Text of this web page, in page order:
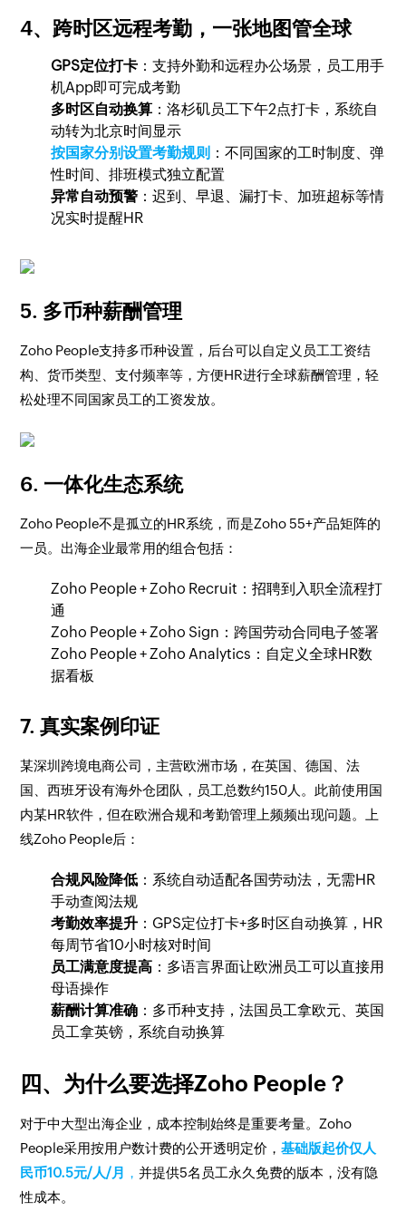
4、跨时区远程考勤，一张地图管全球
GPS定位打卡 ：支持外勤和远程办公场景，员工用手
机App即可完成考勤
多时区自动换算 ：洛杉矶员工下午2点打卡，系统自
动转为北京时间显示
按国家分别设置考勤规则 ：不同国家的工时制度、弹
性时间、排班模式独立配置
异常自动预警 ：迟到、早退、漏打卡、加班超标等情
况实时提醒HR
5. 多币种薪酬管理
Zoho People支持多币种设置，后台可以自定义员工工资结
构、货币类型、支付频率等，方便HR进行全球薪酬管理，轻
松处理不同国家员工的工资发放。
6. 一体化生态系统
Zoho People不是孤立的HR系统，而是Zoho 55+产品矩阵的
一员。出海企业最常用的组合包括：
Zoho People + Zoho Recruit：招聘到入职全流程打
通
Zoho People + Zoho Sign：跨国劳动合同电子签署
Zoho People + Zoho Analytics：自定义全球HR数
据看板
7. 真实案例印证
某深圳跨境电商公司，主营欧洲市场，在英国、德国、法
国、西班牙设有海外仓团队，员工总数约150人。此前使用国
内某HR软件，但在欧洲合规和考勤管理上频频出现问题。上
线Zoho People后：
合规风险降低 ：系统自动适配各国劳动法，无需HR
手动查阅法规
考勤效率提升 ：GPS定位打卡+多时区自动换算，HR
每周节省10小时核对时间
员工满意度提高 ：多语言界面让欧洲员工可以直接用
母语操作
薪酬计算准确 ：多币种支持，法国员工拿欧元、英国
员工拿英镑，系统自动换算
四、为什么要选择Zoho People？
对于中大型出海企业，成本控制始终是重要考量。Zoho
People采用按用户数计费的公开透明定价，基础版起价仅人
民币10.5元/人/月 ，并提供5名员工永久免费的版本，没有隐
性成本。